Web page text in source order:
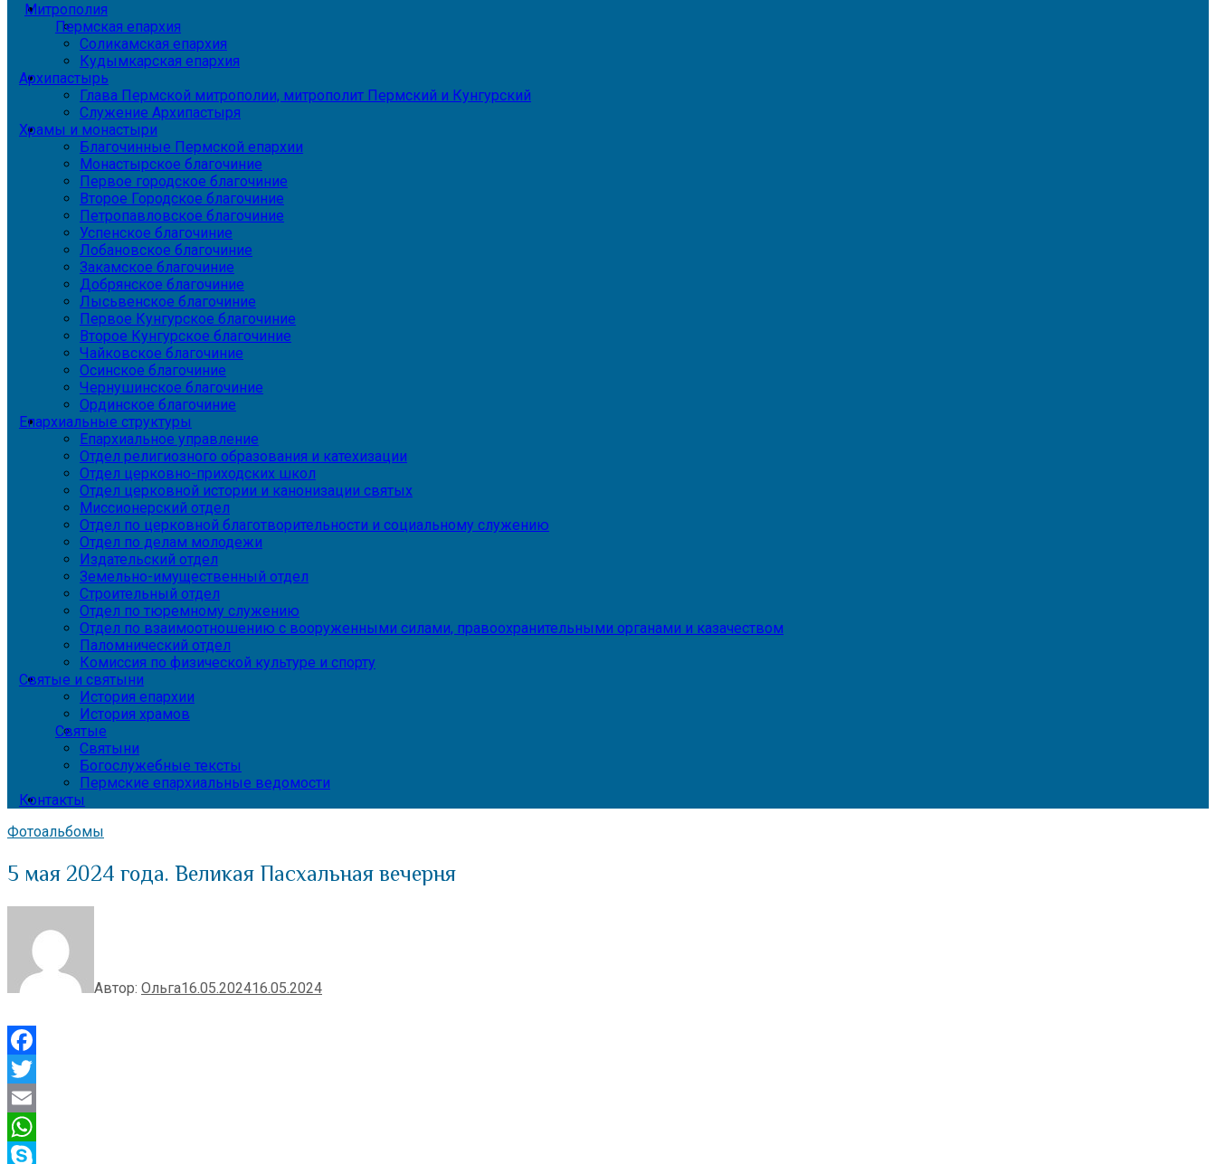
Митрополия
Пермская епархия
Соликамская епархия
Кудымкарская епархия
Архипастырь
Глава Пермской митрополии, митрополит Пермский и Кунгурский
Служение Архипастыря
Храмы и монастыри
Благочинные Пермской епархии
Монастырское благочиние
Первое городское благочиние
Второе Городское благочиние
Петропавловское благочиние
Успенское благочиние
Лобановское благочиние
Закамское благочиние
Добрянское благочиние
Лысьвенское благочиние
Первое Кунгурское благочиние
Второе Кунгурское благочиние
Чайковское благочиние
Осинское благочиние
Чернушинское благочиние
Ординское благочиние
Епархиальные структуры
Епархиальное управление
Отдел религиозного образования и катехизации
Отдел церковно-приходских школ
Отдел церковной истории и канонизации святых
Миссионерский отдел
Отдел по церковной благотворительности и социальному служению
Отдел по делам молодежи
Издательский отдел
Земельно-имущественный отдел
Строительный отдел
Отдел по тюремному служению
Отдел по взаимоотношению с вооруженными силами, правоохранительными органами и казачеством
Паломнический отдел
Комиссия по физической культуре и спорту
Святые и святыни
История епархии
История храмов
Святые
Святыни
Богослужебные тексты
Пермские епархиальные ведомости
Контакты
Фотоальбомы
5 мая 2024 года. Великая Пасхальная вечерня
Автор: Ольга16.05.202416.05.2024
Facebook
Twitter
Email
WhatsApp